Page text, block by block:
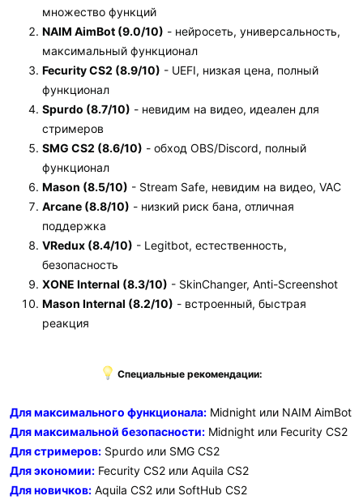
множество функций
NAIM AimBot (9.0/10) - нейросеть, универсальность,
максимальный функционал
Fecurity CS2 (8.9/10) - UEFI, низкая цена, полный
функционал
Spurdo (8.7/10) - невидим на видео, идеален для
стримеров
SMG CS2 (8.6/10) - обход OBS/Discord, полный
функционал
Mason (8.5/10) - Stream Safe, невидим на видео, VAC
Arcane (8.8/10) - низкий риск бана, отличная
поддержка
VRedux (8.4/10) - Legitbot, естественность,
безопасность
XONE Internal (8.3/10) - SkinChanger, Anti-Screenshot
Mason Internal (8.2/10) - встроенный, быстрая
реакция
Специальные рекомендации:
Для максимального функционала: Midnight или NAIM AimBot
Для максимальной безопасности: Midnight или Fecurity CS2
Для стримеров: Spurdo или SMG CS2
Для экономии: Fecurity CS2 или Aquila CS2
Для новичков: Aquila CS2 или SoftHub CS2